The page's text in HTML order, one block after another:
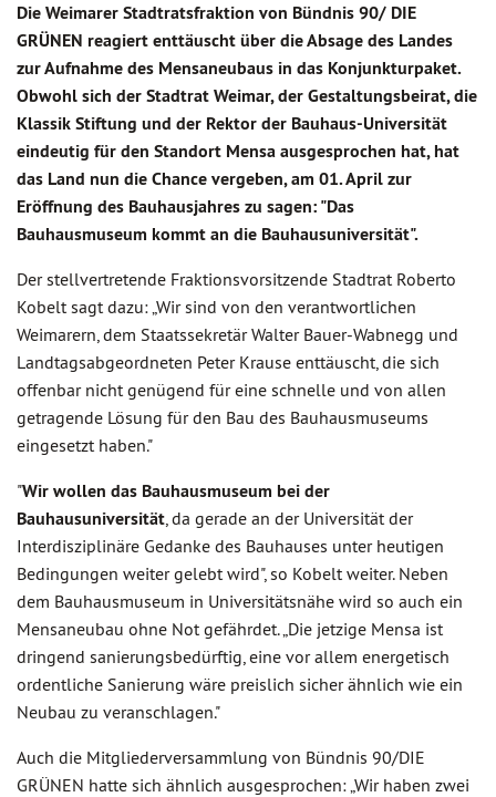
Die Weimarer Stadtratsfraktion von Bündnis 90/ DIE
GRÜNEN reagiert enttäuscht über die Absage des Landes
zur Aufnahme des Mensaneubaus in das Konjunkturpaket.
Obwohl sich der Stadtrat Weimar, der Gestaltungsbeirat, die
Klassik Stiftung und der Rektor der Bauhaus-Universität
eindeutig für den Standort Mensa ausgesprochen hat, hat
das Land nun die Chance vergeben, am 01. April zur
Eröffnung des Bauhausjahres zu sagen: "Das
Bauhausmuseum kommt an die Bauhausuniversität".
Der stellvertretende Fraktionsvorsitzende Stadtrat Roberto
Kobelt sagt dazu: „Wir sind von den verantwortlichen
Weimarern, dem Staatssekretär Walter Bauer-Wabnegg und
Landtagsabgeordneten Peter Krause enttäuscht, die sich
offenbar nicht genügend für eine schnelle und von allen
getragende Lösung für den Bau des Bauhausmuseums
eingesetzt haben."
"Wir wollen das Bauhausmuseum bei der
Bauhausuniversität, da gerade an der Universität der
Interdisziplinäre Gedanke des Bauhauses unter heutigen
Bedingungen weiter gelebt wird", so Kobelt weiter. Neben
dem Bauhausmuseum in Universitätsnähe wird so auch ein
Mensaneubau ohne Not gefährdet. „Die jetzige Mensa ist
dringend sanierungsbedürftig, eine vor allem energetisch
ordentliche Sanierung wäre preislich sicher ähnlich wie ein
Neubau zu veranschlagen."
Auch die Mitgliederversammlung von Bündnis 90/DIE
GRÜNEN hatte sich ähnlich ausgesprochen: „Wir haben zwei